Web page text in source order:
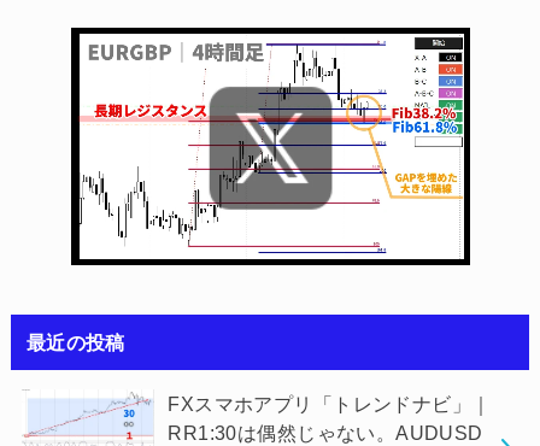
最近の投稿
FXスマホアプリ「トレンドナビ」｜
RR1:30は偶然じゃない。AUDUSD